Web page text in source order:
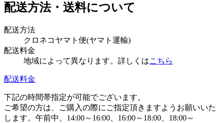
配送方法・送料について
配送方法
クロネコヤマト便(ヤマト運輸)
配送料金
地域によって異なります。詳しくはこちら
配送料金
下記の時間帯指定が可能でございます。
ご希望の方は、ご購入の際にご指定頂きますようお願いいた
します。午前中、14:00～16:00、16:00～18:00、18:00～